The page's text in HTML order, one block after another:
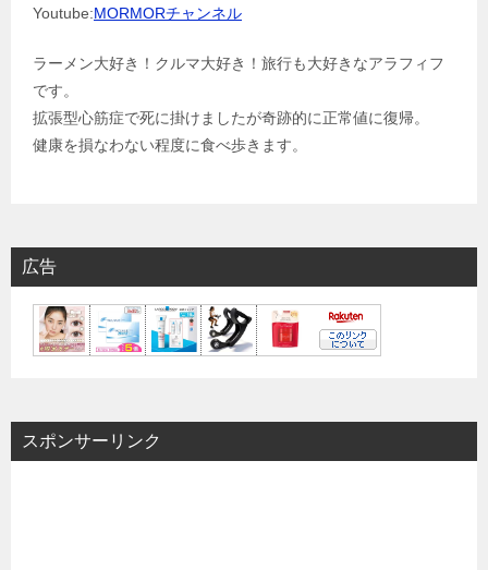
Youtube:MORMORチャンネル
ラーメン大好き！クルマ大好き！旅行も大好きなアラフィフ
です。
拡張型心筋症で死に掛けましたが奇跡的に正常値に復帰。
健康を損なわない程度に食べ歩きます。
広告
スポンサーリンク